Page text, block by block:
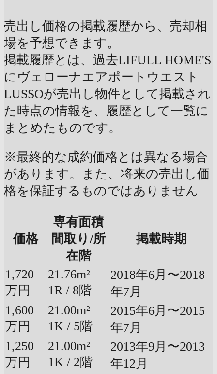
売出し価格の掲載履歴から、売却相
場を予想できます。
掲載履歴とは、過去LIFULL HOME'S
にヴェローナエアポートウエスト
LUSSOが売出し物件として掲載され
た時点の情報を、履歴として一覧に
まとめたものです。
※最終的な成約価格とは異なる場合
があります。また、将来の売出し価
格を保証するものではありません
価格
専有面積
間取り/所
在階
掲載時期
1,720
万円
21.76m²
1R / 8階
2018年6月〜2018
年7月
1,600
万円
21.00m²
1K / 5階
2015年6月〜2015
年7月
1,250
万円
21.00m²
1K / 2階
2013年9月〜2013
年12月